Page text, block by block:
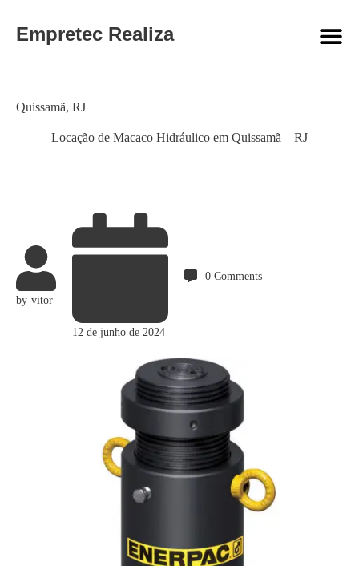
Empretec Realiza
Locação de Macaco Hidráulico em Quissamã – RJ
Category
Quissamã, RJ
by vitor
12 de junho de 2024
0 Comments